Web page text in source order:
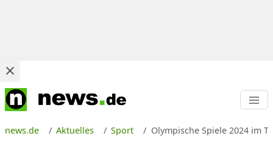
news.de Aktuelles Sport Olympische Spiele 2024 im